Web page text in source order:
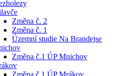
Změna č. 2
Změna č. 1
Územní studie Na Brandejse
Změna č.1 ÚP Mnichov
Změna č.1 ÚP Mrákov